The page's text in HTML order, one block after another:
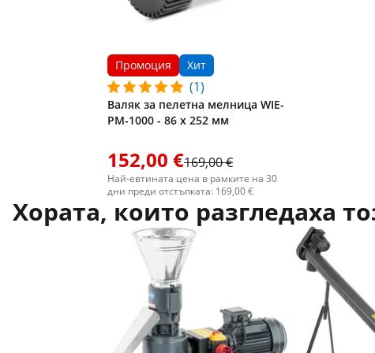
Промоция Хит
(1)
Валяк за пелетна мелница WIE-
PM-1000 - 86 x 252 мм
152,00 €169,00 €
Най-евтината цена в рамките на 30
дни преди отстъпката: 169,00 €
Хората, които разгледаха